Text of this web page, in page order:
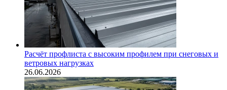
Расчёт профлиста с высоким профилем при снеговых и
ветровых нагрузках
26.06.2026